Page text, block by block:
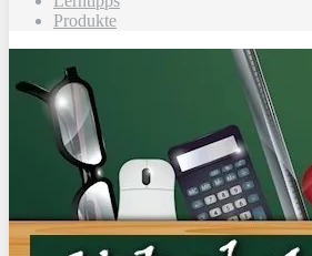
Produkte